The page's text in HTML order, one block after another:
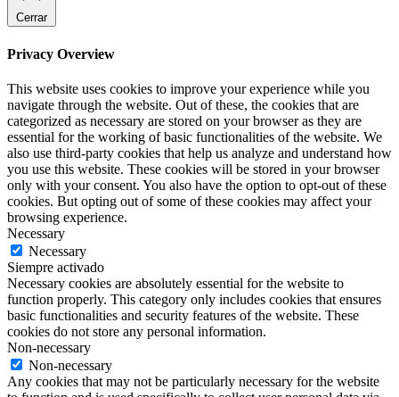
Cerrar
Privacy Overview
This website uses cookies to improve your experience while you
navigate through the website. Out of these, the cookies that are
categorized as necessary are stored on your browser as they are
essential for the working of basic functionalities of the website. We
also use third-party cookies that help us analyze and understand how
you use this website. These cookies will be stored in your browser
only with your consent. You also have the option to opt-out of these
cookies. But opting out of some of these cookies may affect your
browsing experience.
Necessary
Necessary
Siempre activado
Necessary cookies are absolutely essential for the website to
function properly. This category only includes cookies that ensures
basic functionalities and security features of the website. These
cookies do not store any personal information.
Non-necessary
Non-necessary
Any cookies that may not be particularly necessary for the website